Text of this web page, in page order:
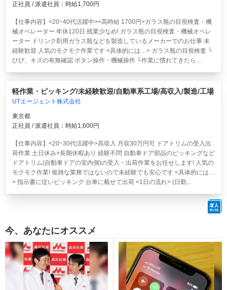
正社員 / 派遣社員：時給1,700円
【仕事内容】<20~40代活躍中><高時給 1700円>ガラス瓶の目視検査・機
械オペレーター 年休120日 残業少なめ!ガラス瓶の目視検査・機械オペレ
ーター ドリンク剤用ガラス瓶などを製造しているメーカーでのお仕事 未
経験歓迎 人気のモクモク作業です <具体的には…> ガラス瓶の目視検査 └
ひび、キズの有無確認 ボタン操作・機械操作 └作業に慣れてきたら...
軽作業・ピッキング/未経験歓迎/自動車系工場/高収入/製造/工場
UTエージェント株式会社
東京都
正社員 / 派遣社員：時給1,600円
【仕事内容】<20~30代活躍中>高収入 月収30万円可 ドアトリムの受入出
荷作業 土日休み×長期休暇あり 経験不問 自動車ドア部品のピッキングなど
ドアトリム(自動車ドアの室内側)の受入・出荷作業をお任せします! 人気の
モクモク作業! 複雑な業務ではないので未経験でも安心です <具体的には…
> 指示書に従いピッキング 台車に載せて出荷 <1日の流れ> (日勤...
今、あなたにオススメ